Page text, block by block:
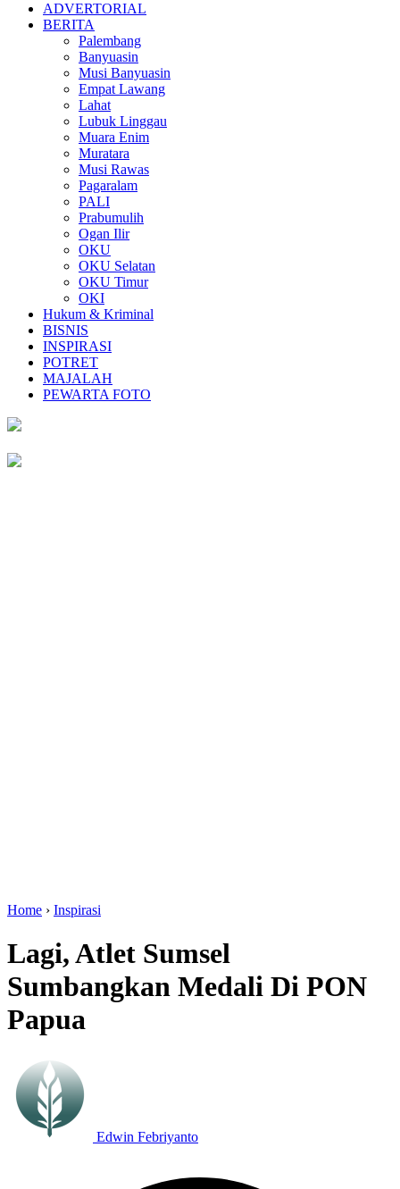
ADVERTORIAL
BERITA
Palembang
Banyuasin
Musi Banyuasin
Empat Lawang
Lahat
Lubuk Linggau
Muara Enim
Muratara
Musi Rawas
Pagaralam
PALI
Prabumulih
Ogan Ilir
OKU
OKU Selatan
OKU Timur
OKI
Hukum & Kriminal
BISNIS
INSPIRASI
POTRET
MAJALAH
PEWARTA FOTO
Home › Inspirasi
Lagi, Atlet Sumsel
Sumbangkan Medali Di PON
Papua
Edwin Febriyanto